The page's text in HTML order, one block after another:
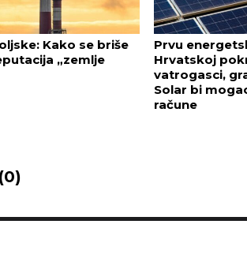
Kako se briše
„zemlje
Prvu
Hrvatskoj
vatrogasci,
Solar bi
račune